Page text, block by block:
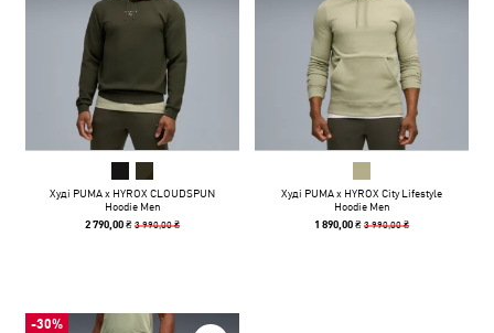
Худі PUMA x HYROX CLOUDSPUN
Hoodie Men
2 790,00 ₴3 990,00 ₴
Худі PUMA x HYROX City Lifestyle
Hoodie Men
1 890,00 ₴3 990,00 ₴
-30%